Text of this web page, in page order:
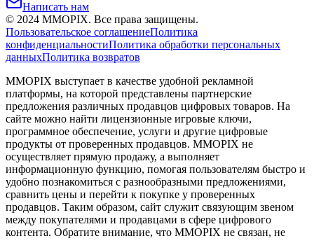
Написать нам
© 2024 MMOPIX. Все права защищены.
Пользовательское соглашениеПолитика
конфиденциальностиПолитика обработки персональных
данныхПолитика возвратов
MMOPIX выступает в качестве удобной рекламной
платформы, на которой представлены партнерские
предложения различных продавцов цифровых товаров. На
сайте можно найти лицензионные игровые ключи,
программное обеспечение, услуги и другие цифровые
продукты от проверенных продавцов. MMOPIX не
осуществляет прямую продажу, а выполняет
информационную функцию, помогая пользователям быстро и
удобно познакомиться с разнообразными предложениями,
сравнить цены и перейти к покупке у проверенных
продавцов. Таким образом, сайт служит связующим звеном
между покупателями и продавцами в сфере цифрового
контента. Обратите внимание, что MMOPIX не связан, не